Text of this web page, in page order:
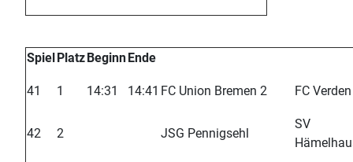
SpielPlatzBeginnEnde
41 1 14:31 14:41 FC Union Bremen 2 FC
42 2 JSG Pennigsehl
SV